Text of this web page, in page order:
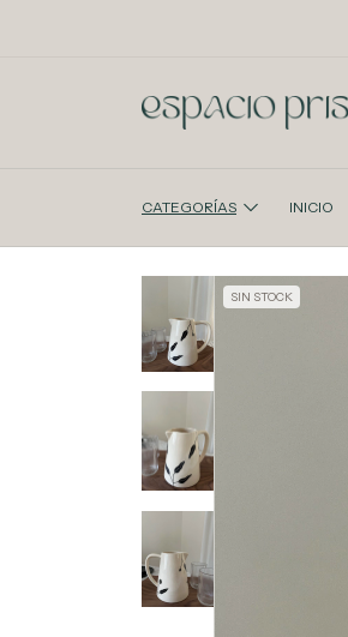
CATEGORÍAS INICIO
SIN STOCK